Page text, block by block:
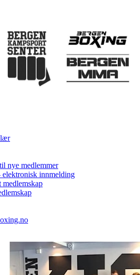
nye medlemmer
innmelding
medlemskap